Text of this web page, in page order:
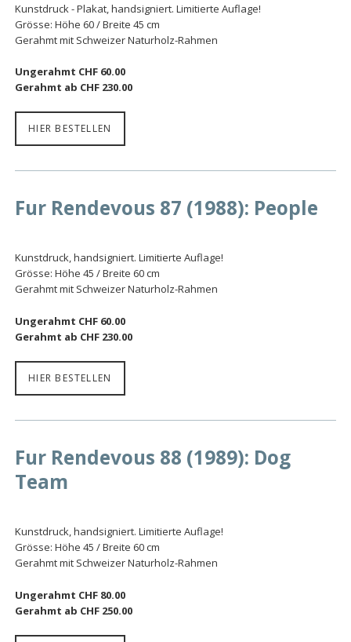
Kunstdruck - Plakat, handsigniert. Limitierte Auflage!
Grösse: Höhe 60 / Breite 45 cm
Gerahmt mit Schweizer Naturholz-Rahmen
Ungerahmt CHF 60.00
Gerahmt ab CHF 230.00
HIER BESTELLEN
Fur Rendevous 87 (1988): People
Kunstdruck, handsigniert. Limitierte Auflage!
Grösse: Höhe 45 / Breite 60 cm
Gerahmt mit Schweizer Naturholz-Rahmen
Ungerahmt CHF 60.00
Gerahmt ab CHF 230.00
HIER BESTELLEN
Fur Rendevous 88 (1989): Dog
Team
Kunstdruck, handsigniert. Limitierte Auflage!
Grösse: Höhe 45 / Breite 60 cm
Gerahmt mit Schweizer Naturholz-Rahmen
Ungerahmt CHF 80.00
Gerahmt ab CHF 250.00